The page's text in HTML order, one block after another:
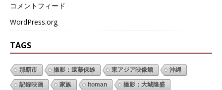
コメントフィード
WordPress.org
TAGS
那覇市 撮影：遠藤保雄 東アジア映像館 沖縄
記録映画 家族 Itoman 撮影：大城隆盛